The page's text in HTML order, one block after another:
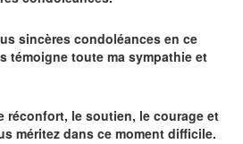
sincères condoléances en ce
témoigne toute ma sympathie et
réconfort, le soutien, le courage et
méritez dans ce moment difficile.